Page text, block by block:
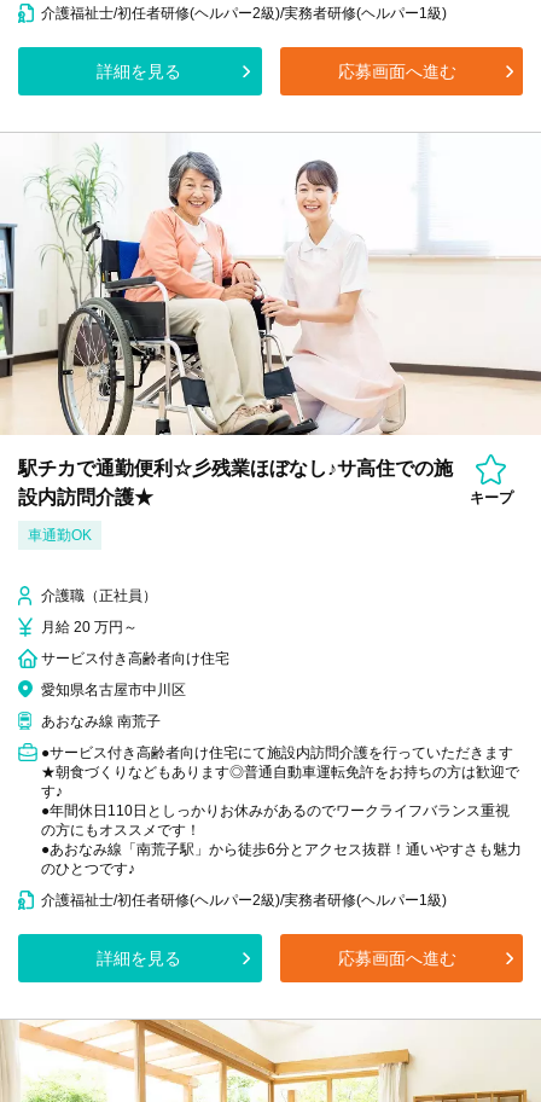
介護福祉士/初任者研修(ヘルパー2級)/実務者研修(ヘルパー1級)
詳細を見る 応募画面へ進む
駅チカで通勤便利☆彡残業ほぼなし♪サ高住での施
設内訪問介護★
キープ
車通勤OK
介護職（正社員）
月給 20 万円～
サービス付き高齢者向け住宅
愛知県名古屋市中川区
あおなみ線 南荒子
●サービス付き高齢者向け住宅にて施設内訪問介護を行っていただきます
★朝食づくりなどもあります◎普通自動車運転免許をお持ちの方は歓迎で
す♪
●年間休日110日としっかりお休みがあるのでワークライフバランス重視
の方にもオススメです！
●あおなみ線「南荒子駅」から徒歩6分とアクセス抜群！通いやすさも魅力
のひとつです♪
介護福祉士/初任者研修(ヘルパー2級)/実務者研修(ヘルパー1級)
詳細を見る 応募画面へ進む